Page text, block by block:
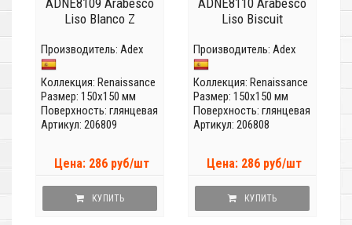
ADNE8109 Arabesco
Liso Blanco Z
Производитель: Adex
Коллекция: Renaissance
Размер: 150x150 мм
Поверхность: глянцевая
Артикул: 206809
Цена: 286 руб/шт
КУПИТЬ
ADNE8110 Arabesco
Liso Biscuit
Производитель: Adex
Коллекция: Renaissance
Размер: 150x150 мм
Поверхность: глянцевая
Артикул: 206808
Цена: 286 руб/шт
КУПИТЬ